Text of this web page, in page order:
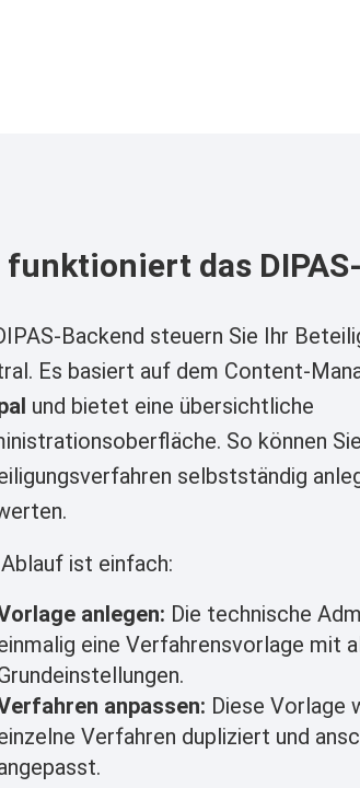
funktioniert das
Backend steuern Sie Ihr
Es basiert auf dem Content-
und bietet eine übersichtliche
So können
selbstständig
ist einfach:
anlegen: Die technische
eine Verfahrensvorlage mit
anpassen: Diese Vorlage
Verfahren dupliziert und